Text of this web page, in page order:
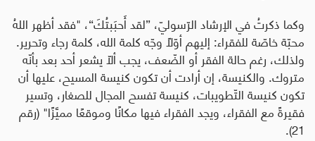
وكما ذكرتُ في الإرشاد الرّسوليّ، ”لقد أَحبَبتُكَ“، "فقد أظهر اللهُ
محبّة خاصّة للفقراء: إليهم أوّلًا وجّه كلمة الله، كلمة رجاء وتحرير.
ولذلك، رغم حالة الفقر أو الضّعف، يجب ألّا يشعر أحد بعد بأنّه
متروك. والكنيسة، إن أرادت أن تكون كنيسة المسيح، عليها أن
تكون كنيسة التّطويبات، كنيسة تفسح المجال للصغار، وتسير
فقيرةً مع الفقراء، ويجد الفقراء فيها مكانًا وموقعًا مميَّزًا" (رقم
21).